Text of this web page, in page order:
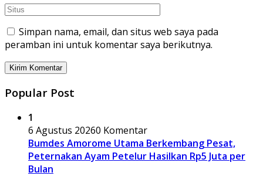
Simpan nama, email, dan situs web saya pada
peramban ini untuk komentar saya berikutnya.
Popular Post
1
6 Agustus 20260 Komentar
Bumdes Amorome Utama Berkembang Pesat,
Peternakan Ayam Petelur Hasilkan Rp5 Juta per
Bulan